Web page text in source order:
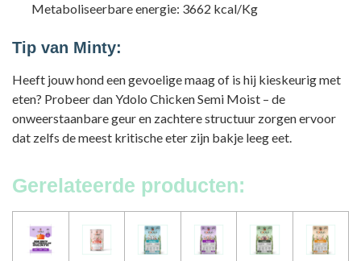
Metaboliseerbare energie: 3662 kcal/Kg
Tip van Minty:
Heeft jouw hond een gevoelige maag of is hij kieskeurig met
eten? Probeer dan Ydolo Chicken Semi Moist – de
onweerstaanbare geur en zachtere structuur zorgen ervoor
dat zelfs de meest kritische eter zijn bakje leeg eet.
Gerelateerde producten: